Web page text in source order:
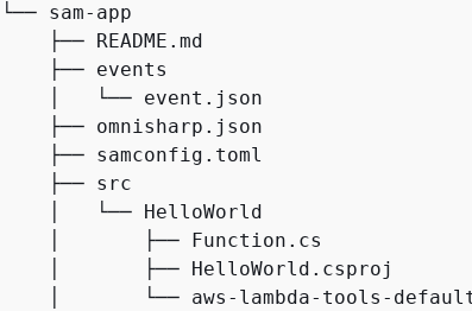
└── sam-app
    ├── README.md
    ├── events
    │   └── event.json
    ├── omnisharp.json
    ├── samconfig.toml
    ├── src
    │   └── HelloWorld
    │       ├── Function.cs
    │       ├── HelloWorld.csproj
│       └── aws-lambda-tools-